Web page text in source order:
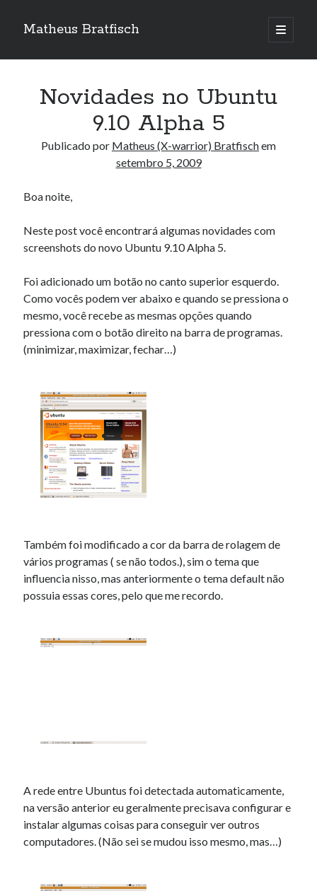
Matheus Bratfisch
abrir
o
Barra
setembro 2009
S S D
1
14 15 16 17 18 19 20
28 29 30
Artigos Recentes
Projetos – Git Hub
Compilando para Teensy 3.0 no Windows utilizando Makefile
Programando atmega8u2 no Arduino Uno utilizando USB Asp
Usando USB ASP como não root
DonaldadorYemNova versão do LURL (Tiny-URL).
české Casino reload bonusemPróximas datas de lançamento Ubuntu
9.10
Larryadjub
Circuitos e Técnicas Digitais – EEL5105
Novidades no Ubuntu
9.10 Alpha 5
Publicado por Matheus (X-warrior) Bratfischem
setembro 5, 2009
Boa noite,
Neste post você encontrará algumas novidades com
screenshots do novo Ubuntu 9.10 Alpha 5.
Foi adicionado um botão no canto superior esquerdo.
Como vocês podem ver abaixo e quando se pressiona o
mesmo, você recebe as mesmas opções quando
pressiona com o botão direito na barra de programas.
(minimizar, maximizar, fechar…)
Também foi modificado a cor da barra de rolagem de
vários programas ( se não todos.), sim o tema que
influencia nisso, mas anteriormente o tema default não
possuia essas cores, pelo que me recordo.
A rede entre Ubuntus foi detectada automaticamente,
na versão anterior eu geralmente precisava configurar e
instalar algumas coisas para conseguir ver outros
computadores. (Não sei se mudou isso mesmo, mas…)